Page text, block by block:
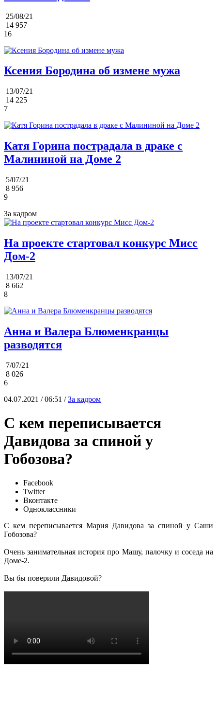
25/08/21
14 957
16
Ксения Бородина об измене мужа
13/07/21
14 225
7
Катя Горина пострадала в драке с
Малининой на Доме 2
5/07/21
8 956
9
За кадром
На проекте стартовал конкурс Мисс
Дом-2
13/07/21
8 662
8
Анна и Валера Блюменкранцы
разводятся
7/07/21
8 026
6
04.07.2021 / 06:51 /За кадром
С кем переписывается
Давидова за спиной у
Гобозова?
Facebook
Twitter
Вконтакте
Одноклассники
С кем переписывается Мария Давидова за спиной у Саши
Гобозова?
Очень занимательная история про Машу, палочку и соседа на
Доме-2.
Вы бы поверили Давидовой?